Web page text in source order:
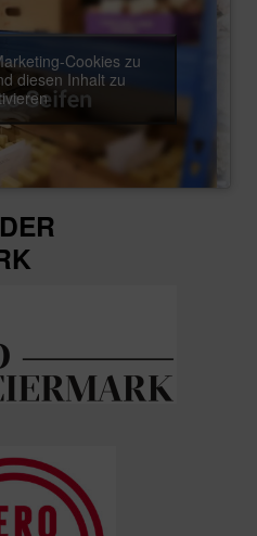
Cookies zu
diesen Inhalt zu